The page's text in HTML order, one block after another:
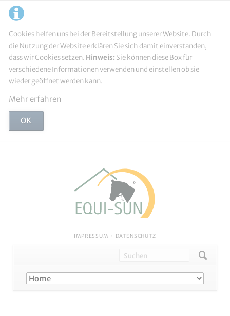
Cookies helfen uns bei der Bereitstellung unserer Website. Durch
die Nutzung der Website erklären Sie sich damit einverstanden,
dass wir Cookies setzen. Hinweis: Sie können diese Box für
verschiedene Informationen verwenden und einstellen ob sie
wieder geöffnet werden kann.
Mehr erfahren
OK
NAVIGATION
IMPRESSUM DATENSCHUTZ
Navigation